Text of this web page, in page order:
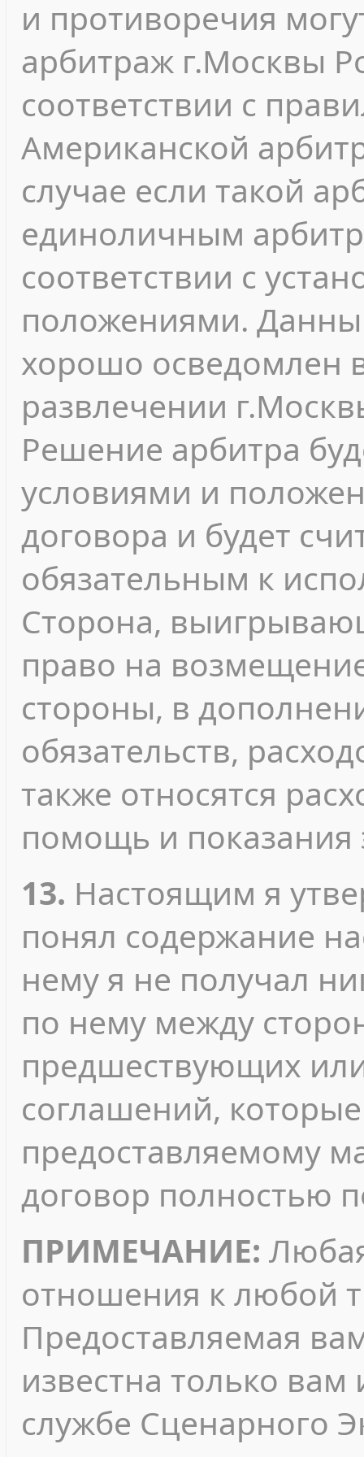
и противоречия
арбитраж г.Москвы
соответствии с
Американской
случае если такой
единоличным
соответствии с
положениями.
хорошо осведомлен
развлечении
Решение арбитра
условиями и
договора и будет
обязательным к
Сторона,
право на
стороны, в
обязательств,
также относятся
помощь и показания
13. Настоящим я
понял содержание
нему я не получал
по нему между
предшествующих
соглашений, которые
предоставляемому
договор полностью
ПРИМЕЧАНИЕ:
отношения к любой
Предоставляемая
известна только
службе Сценарного